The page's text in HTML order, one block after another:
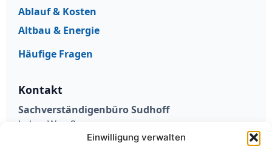
Einwilligung verwalten
Ablauf & Kosten
Altbau & Energie
Häufige Fragen
Kontakt
Sachverständigenbüro Sudhoff
Loher Weg 2